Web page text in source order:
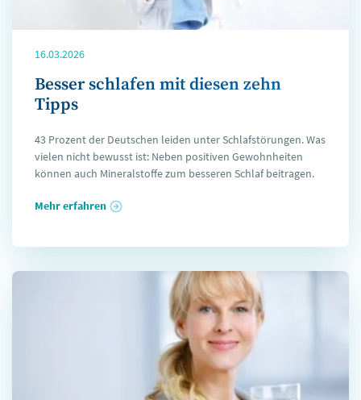
16.03.2026
Besser schlafen mit diesen zehn
Tipps
43 Prozent der Deutschen leiden unter Schlafstörungen. Was
vielen nicht bewusst ist: Neben positiven Gewohnheiten
können auch Mineralstoffe zum besseren Schlaf beitragen.
Mehr erfahren